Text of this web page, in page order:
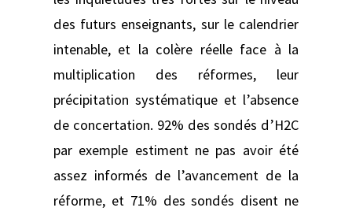
des futurs enseignants, sur le calendrier
intenable, et la colère réelle face à la
multiplication des réformes, leur
précipitation systématique et l’absence
de concertation. 92% des sondés d’H2C
par exemple estiment ne pas avoir été
assez informés de l’avancement de la
réforme, et 71% des sondés disent ne